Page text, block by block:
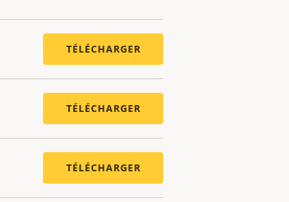
TÉLÉCHARGER
TÉLÉCHARGER
TÉLÉCHARGER